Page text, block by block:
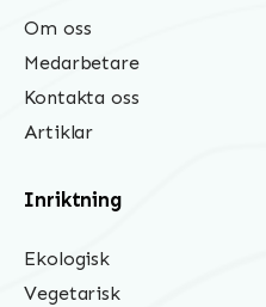
Om oss
Medarbetare
Kontakta oss
Artiklar
Inriktning
Ekologisk
Vegetarisk